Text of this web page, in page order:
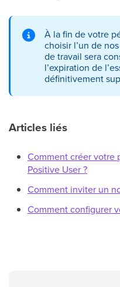
À la fin de votre
choisir l’un de
de travail sera
l’expiration de
définitivement
Articles liés
Comment créer votre
Positive User ?
Comment inviter un
Comment configurer